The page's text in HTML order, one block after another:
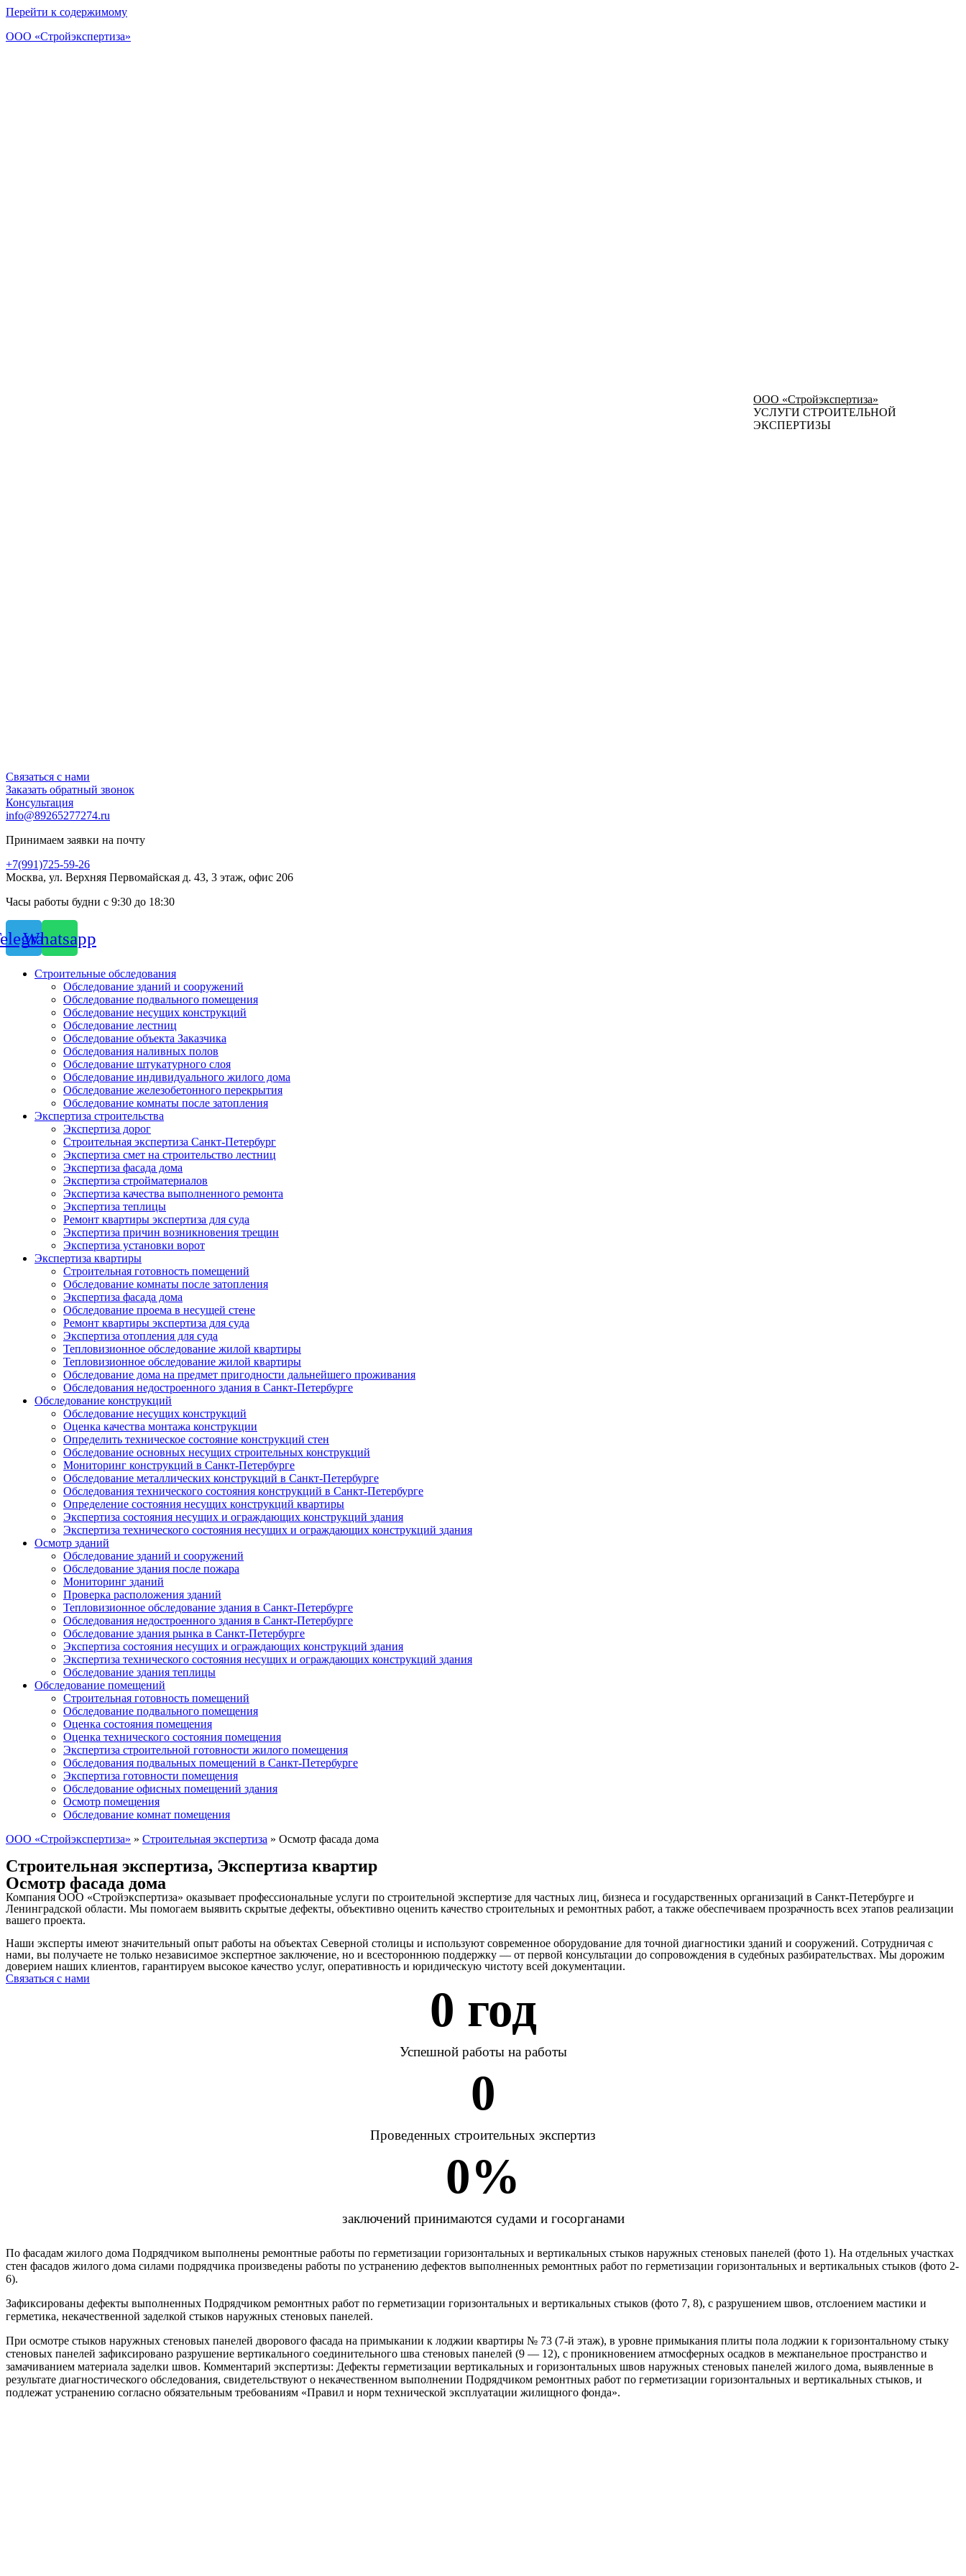
Перейти к содержимому
ООО «Стройэкспертиза»
ООО «Стройэкспертиза»
УСЛУГИ СТРОИТЕЛЬНОЙ
ЭКСПЕРТИЗЫ
Связаться с нами
Заказать обратный звонок
Консультация
info@89265277274.ru
Принимаем заявки на почту
+7(991)725-59-26
Москва, ул. Верхняя Первомайская д. 43, 3 этаж, офис 206
Часы работы будни с 9:30 до 18:30
Whatsapp
Строительные обследования
Обследование зданий и сооружений
Обследование подвального помещения
Обследование несущих конструкций
Обследование лестниц
Обследование объекта Заказчика
Обследования наливных полов
Обследование штукатурного слоя
Обследование индивидуального жилого дома
Обследование железобетонного перекрытия
Обследование комнаты после затопления
Экспертиза строительства
Экспертиза дорог
Строительная экспертиза Санкт-Петербург
Экспертиза смет на строительство лестниц
Экспертиза фасада дома
Экспертиза стройматериалов
Экспертиза качества выполненного ремонта
Экспертиза теплицы
Ремонт квартиры экспертиза для суда
Экспертиза причин возникновения трещин
Экспертиза установки ворот
Экспертиза квартиры
Строительная готовность помещений
Обследование комнаты после затопления
Экспертиза фасада дома
Обследование проема в несущей стене
Ремонт квартиры экспертиза для суда
Экспертиза отопления для суда
Тепловизионное обследование жилой квартиры
Тепловизионное обследование жилой квартиры
Обследование дома на предмет пригодности дальнейшего проживания
Обследования недостроенного здания в Санкт-Петербурге
Обследование конструкций
Обследование несущих конструкций
Оценка качества монтажа конструкции
Определить техническое состояние конструкций стен
Обследование основных несущих строительных конструкций
Мониторинг конструкций в Санкт-Петербурге
Обследование металлических конструкций в Санкт-Петербурге
Обследования технического состояния конструкций в Санкт-Петербурге
Определение состояния несущих конструкций квартиры
Экспертиза состояния несущих и ограждающих конструкций здания
Экспертиза технического состояния несущих и ограждающих конструкций здания
Осмотр зданий
Обследование зданий и сооружений
Обследование здания после пожара
Мониторинг зданий
Проверка расположения зданий
Тепловизионное обследование здания в Санкт-Петербурге
Обследования недостроенного здания в Санкт-Петербурге
Обследование здания рынка в Санкт-Петербурге
Экспертиза состояния несущих и ограждающих конструкций здания
Экспертиза технического состояния несущих и ограждающих конструкций здания
Обследование здания теплицы
Обследование помещений
Строительная готовность помещений
Обследование подвального помещения
Оценка состояния помещения
Оценка технического состояния помещения
Экспертиза строительной готовности жилого помещения
Обследования подвальных помещений в Санкт-Петербурге
Экспертиза готовности помещения
Обследование офисных помещений здания
Осмотр помещения
Обследование комнат помещения
ООО «Стройэкспертиза» » Строительная экспертиза » Осмотр фасада дома
Строительная экспертиза, Экспертиза квартир
Осмотр фасада дома
Компания ООО «Стройэкспертиза» оказывает профессиональные услуги по строительной экспертизе для частных лиц, бизнеса и государственных организаций в Санкт-Петербурге и
Ленинградской области. Мы помогаем выявить скрытые дефекты, объективно оценить качество строительных и ремонтных работ, а также обеспечиваем прозрачность всех этапов реализации
вашего проекта.
Наши эксперты имеют значительный опыт работы на объектах Северной столицы и используют современное оборудование для точной диагностики зданий и сооружений. Сотрудничая с
нами, вы получаете не только независимое экспертное заключение, но и всестороннюю поддержку — от первой консультации до сопровождения в судебных разбирательствах. Мы дорожим
доверием наших клиентов, гарантируем высокое качество услуг, оперативность и юридическую чистоту всей документации.
Связаться с нами
0 год
Успешной работы на работы
0
Проведенных строительных экспертиз
0%
заключений принимаются судами и госорганами
По фасадам жилого дома Подрядчиком выполнены ремонтные работы по герметизации горизонтальных и вертикальных стыков наружных стеновых панелей (фото 1). На отдельных участках
стен фасадов жилого дома силами подрядчика произведены работы по устранению дефектов выполненных ремонтных работ по герметизации горизонтальных и вертикальных стыков (фото 2-
6).
Зафиксированы дефекты выполненных Подрядчиком ремонтных работ по герметизации горизонтальных и вертикальных стыков (фото 7, 8), с разрушением швов, отслоением мастики и
герметика, некачественной заделкой стыков наружных стеновых панелей.
При осмотре стыков наружных стеновых панелей дворового фасада на примыкании к лоджии квартиры № 73 (7-й этаж), в уровне примыкания плиты пола лоджии к горизонтальному стыку
стеновых панелей зафиксировано разрушение вертикального соединительного шва стеновых панелей (9 — 12), с проникновением атмосферных осадков в межпанельное пространство и
замачиванием материала заделки швов. Комментарий экспертизы: Дефекты герметизации вертикальных и горизонтальных швов наружных стеновых панелей жилого дома, выявленные в
результате диагностического обследования, свидетельствуют о некачественном выполнении Подрядчиком ремонтных работ по герметизации горизонтальных и вертикальных стыков, и
подлежат устранению согласно обязательным требованиям «Правил и норм технической эксплуатации жилищного фонда».